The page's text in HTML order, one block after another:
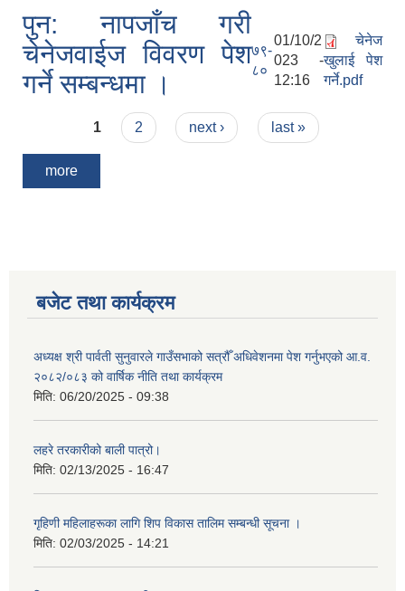
पुन: नापजाँच गरी
चेनेजवाईज विवरण पेश
गर्ने सम्बन्धमा ।
७९-
८०
01/10/2
023 -
12:16
चेनेज
खुलाई पेश
गर्ने.pdf
Pages
1 2 next › last »
more
बजेट तथा कार्यक्रम
अध्यक्ष श्री पार्वती सुनुवारले गाउँसभाको सत्रौँ अधिवेशनमा पेश गर्नुभएको आ.व.
२०८२/०८३ को वार्षिक नीति तथा कार्यक्रम
मिति: 06/20/2025 - 09:38
लहरे तरकारीको बाली पात्रो।
मिति: 02/13/2025 - 16:47
गृहिणी महिलाहरूका लागि शिप विकास तालिम सम्बन्धी सूचना ‌।
मिति: 02/03/2025 - 14:21